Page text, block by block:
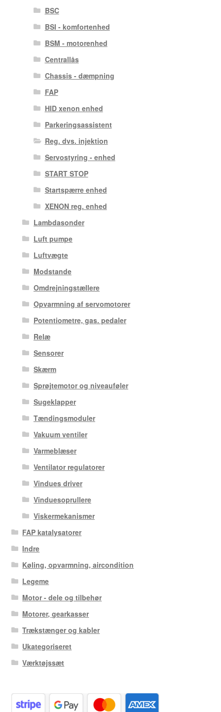
BSC
BSI - komfortenhed
BSM - motorenhed
Centrallås
Chassis - dæmpning
FAP
HID xenon enhed
Parkeringsassistent
Reg. dvs. injektion
Servostyring - enhed
START STOP
Startspærre enhed
XENON reg. enhed
Lambdasonder
Luft pumpe
Luftvægte
Modstande
Omdrejningstællere
Opvarmning af servomotorer
Potentiometre, gas. pedaler
Relæ
Sensorer
Skærm
Sprøjtemotor og niveauføler
Sugeklapper
Tændingsmoduler
Vakuum ventiler
Varmeblæser
Ventilator regulatorer
Vindues driver
Vinduesoprullere
Viskermekanismer
FAP katalysatorer
Indre
Køling, opvarmning, aircondition
Legeme
Motor - dele og tilbehør
Motorer, gearkasser
Trækstænger og kabler
Ukategoriseret
Værktøjssæt